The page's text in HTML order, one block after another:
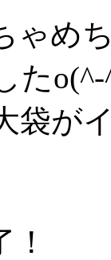
ゃめ
たo(^-
袋が